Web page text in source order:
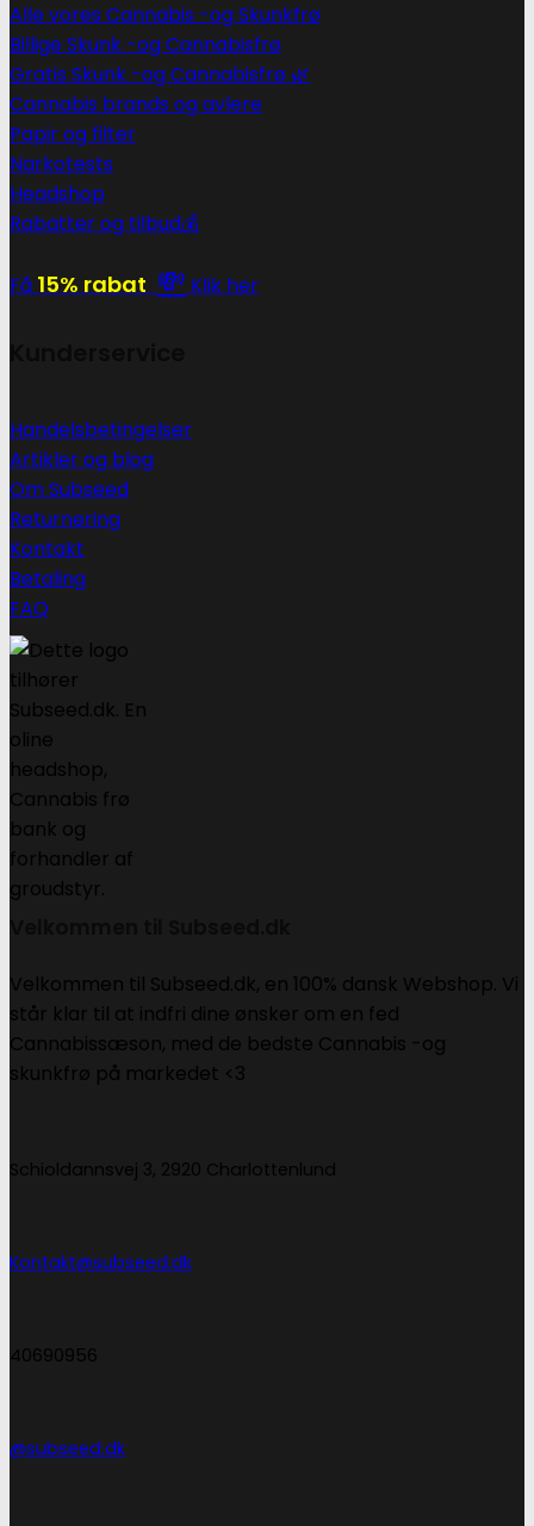
Alle vores Cannabis -og Skunkfrø
Billige Skunk -og Cannabisfrø
Gratis Skunk -og Cannabisfrø 🌿
Cannabis brands og avlere
Papir og filter
Narkotests
Headshop
Rabatter og tilbud💰
Få 15% rabat 💸 Klik her
Handelsbetingelser
Artikler og blog
Om Subseed
Returnering
Kontakt
Betaling
FAQ
Velkommen til Subseed.dk, en 100% dansk Webshop. Vi
står klar til at indfri dine ønsker om en fed
Cannabissæson, med de bedste Cannabis -og
skunkfrø på markedet <3
Schioldannsvej 3, 2920 Charlottenlund
Kontakt@subseed.dk
40690956
@subseed.dk